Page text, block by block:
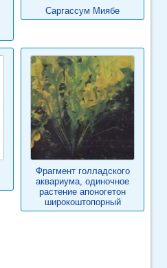
Саргассум Миябе
Фрагмент голладского
аквариума, одиночное
растение апоногетон
широкоштопорный